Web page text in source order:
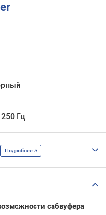
Гц
Подробнее
сабвуфера